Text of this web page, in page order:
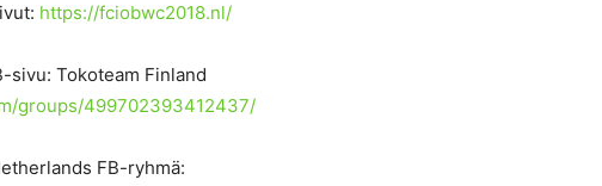
https://fciobwc2018.nl/
sivu: Tokoteam Finland
groups/499702393412437/
FB-ryhmä: